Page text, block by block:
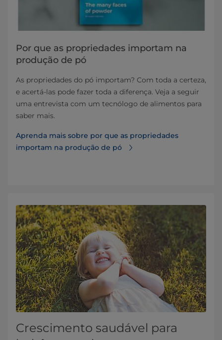
Por que as propriedades importam na
produção de pó
As propriedades do pó importam? Com toda a certeza,
e acertá-las pode fazer toda a diferença. Veja a seguir
uma entrevista com um tecnólogo de alimentos para
saber mais.
Aprenda mais sobre por que as propriedades
importam na produção de pó
Crescimento saudável para